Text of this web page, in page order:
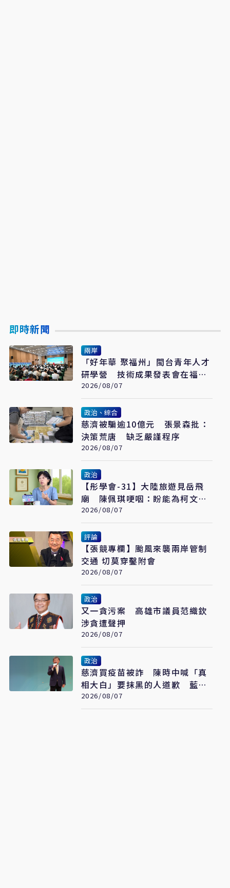
即時新聞
兩岸
「好年華 聚福州」閩台青年人才
研學營 技術成果發表會在福州
舉辦
2026/08/07
政治、綜合
慈濟被騙逾10億元 張景森批：
決策荒唐 缺乏嚴謹程序
2026/08/07
政治
【彤學會-31】大陸旅遊見岳飛
廟 陳佩琪哽咽：盼能為柯文哲
京華城案平反
2026/08/07
評論
【張競專欄】颱風來襲兩岸管制
交通 切莫穿鑿附會
2026/08/07
政治
又一貪污案 高雄市議員范織欽
涉貪遭聲押
2026/08/07
政治
慈濟買疫苗被詐 陳時中喊「真
相大白」要抹黑的人道歉 藍白
反擊了
2026/08/07